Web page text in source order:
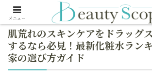
肌荒れのスキンケアをドラッグ
するなら必見！最新化粧水ラン
家の選び方ガイド
メニュー